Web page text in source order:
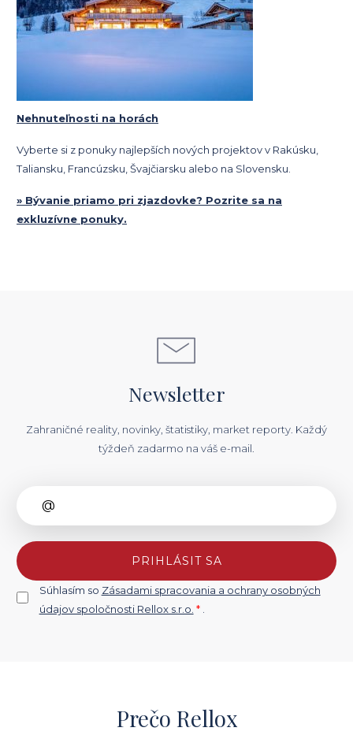
Nehnuteľnosti na horách
Vyberte si z ponuky najlepších nových projektov v Rakúsku,
Taliansku, Francúzsku, Švajčiarsku alebo na Slovensku.
» Bývanie priamo pri zjazdovke? Pozrite sa na
exkluzívne ponuky.
Newsletter
Zahraničné reality, novinky, štatistiky, market reporty. Každý
týždeň zadarmo na váš e-mail.
PRIHLÁSIT SA
Súhlasím so Zásadami spracovania a ochrany osobných
údajov spoločnosti Rellox s.r.o. * .
Prečo Rellox